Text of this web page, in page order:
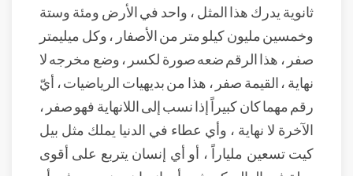
ثانوية يدرك هذا المثل ، واحد في الأرض ومئة وستة
وخمسين مليون كيلو متر من الأصفار ، وكل ميليمتر
صفر ، هذا الرقم ضعه صورة لكسر ، وضع مخرجه لا
نهاية ، القيمة صفر ، هذا من بديهيات الرياضيات ، أيّ
رقم مهما كان كبيراً إذا نسب إلى اللانهاية فهو صفر ،
الآخرة لا نهاية ، وأي عطاء في الدنيا يملك مثل بيل
كيت تسعين ملياراً ، أو أي إنسان يتربع على أقوى